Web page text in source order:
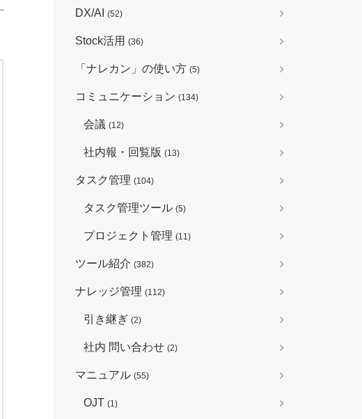
DX/AI (52)
Stock活用 (36)
「ナレカン」の使い方 (5)
コミュニケーション (134)
会議 (12)
社内報・回覧版 (13)
タスク管理 (104)
タスク管理ツール (5)
プロジェクト管理 (11)
ツール紹介 (382)
ナレッジ管理 (112)
引き継ぎ (2)
社内 問い合わせ (2)
マニュアル (55)
OJT (1)